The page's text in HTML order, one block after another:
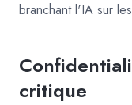
branchant l'IA sur
critique